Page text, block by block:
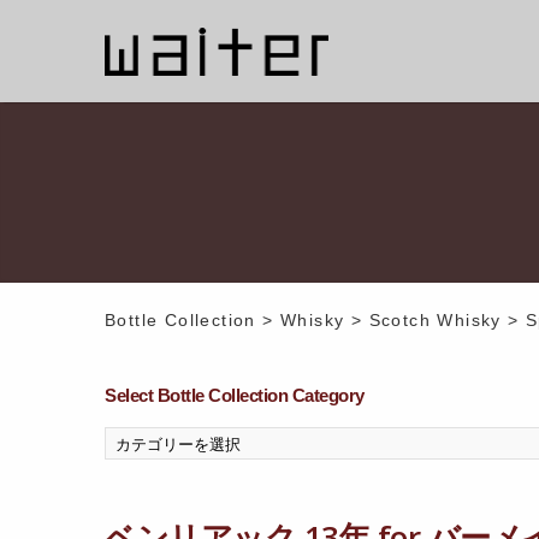
Bottle Collection >Whisky > Scotch Whisky >
Select Bottle Collection Category